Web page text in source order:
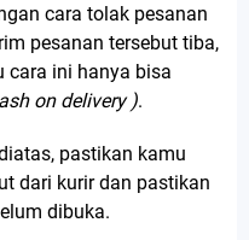
cara tolak pesanan
pesanan tersebut tiba,
cara ini hanya bisa
on delivery ).
pastikan kamu
dari kurir dan pastikan
dibuka.